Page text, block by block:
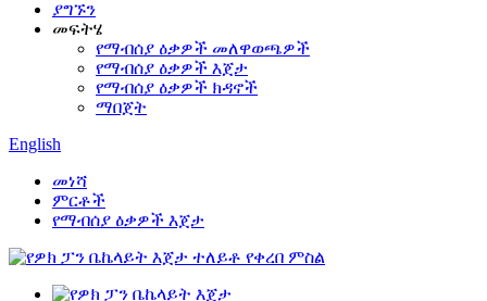
ያግኙን
መፍትሄ
የማብሰያ ዕቃዎች መለዋወጫዎች
የማብሰያ ዕቃዎች እጀታ
የማብሰያ ዕቃዎች ክዳኖች
ማበጀት
English
መነሻ
ምርቶች
የማብሰያ ዕቃዎች እጀታ